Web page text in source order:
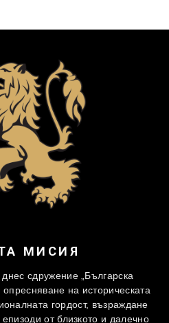
МИСИЯ
сдружение „Българска
на историческата
гордост, възраждане
от близкото и далечно